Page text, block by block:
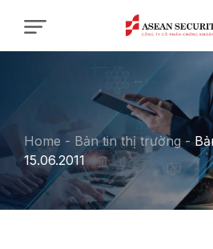
Home - Bản tin thị trường -
15.06.2011